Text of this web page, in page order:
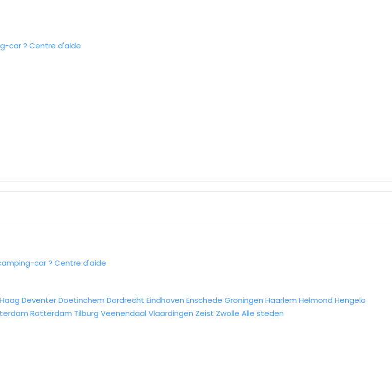
car ? Centre d'aide
car ? Centre d'aide
DeventerDoetinchem Dordrecht Eindhoven Enschede Groningen Haarlem Helmond Hengelo
Rotterdam Tilburg Veenendaal Vlaardingen Zeist Zwolle Alle steden